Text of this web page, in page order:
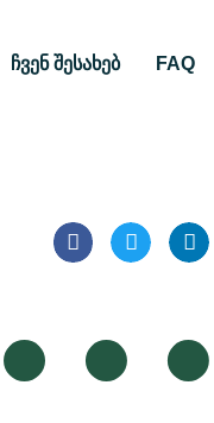
ჩვენ შესახებ FAQ